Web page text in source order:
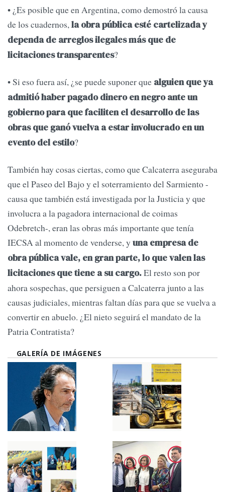
• ¿Es posible que en Argentina, como demostró la causa
de los cuadernos, la obra pública esté cartelizada y
dependa de arreglos ilegales más que de
licitaciones transparentes?
• Si eso fuera así, ¿se puede suponer que alguien que ya
admitió haber pagado dinero en negro ante un
gobierno para que faciliten el desarrollo de las
obras que ganó vuelva a estar involucrado en un
evento del estilo?
También hay cosas ciertas, como que Calcaterra aseguraba
que el Paseo del Bajo y el soterramiento del Sarmiento -
causa que también está investigada por la Justicia y que
involucra a la pagadora internacional de coimas
Odebretch-, eran las obras más importante que tenía
IECSA al momento de venderse, y una empresa de
obra pública vale, en gran parte, lo que valen las
licitaciones que tiene a su cargo.El resto son por
ahora sospechas, que persiguen a Calcaterra junto a las
causas judiciales, mientras faltan días para que se vuelva a
convertir en abuelo. ¿El nieto seguirá el mandato de la
Patria Contratista?
GALERÍA DE IMÁGENES